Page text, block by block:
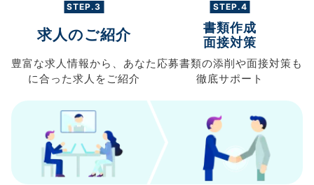
STEP.3
求人のご紹介
豊富な求人情報から、 あなた
に合った求人を ご紹介
STEP.4
書類作成
面接対策
応募書類の添削や面接対策も
徹底サポート